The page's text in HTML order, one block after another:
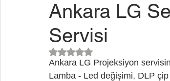
Ankara LG
Servisi
5 üzerinden NaN yıldız
Ankara LG Projeksiyon
Lamba - Led değişimi, DLP